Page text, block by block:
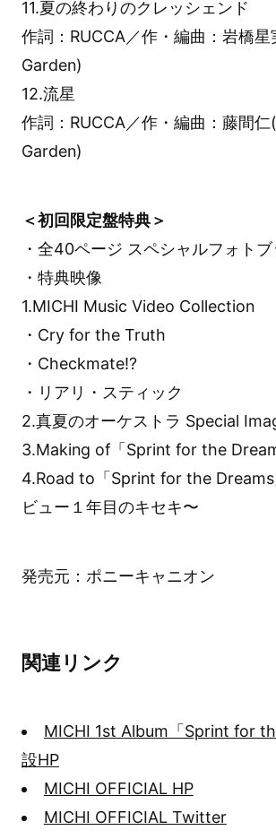
11.夏の終わりのクレッシェンド
作詞：RUCCA／作・編曲：岩橋
Garden)
12.流星
作詞：RUCCA／作・編曲：藤間
Garden)
＜初回限定盤特典＞
・全40ページ スペシャルフォトブ
・特典映像
1.MICHI Music Video Collection
・Cry for the Truth
・Checkmate!?
・リアリ・スティック
2.真夏のオーケストラ Special
3.Making of「Sprint for the
4.Road to「Sprint for the
ビュー１年目のキセキ〜
発売元：ポニーキャニオン
関連リンク
MICHI 1st Album「Sprint for
設HP
MICHI OFFICIAL HP
MICHI OFFICIAL Twitter